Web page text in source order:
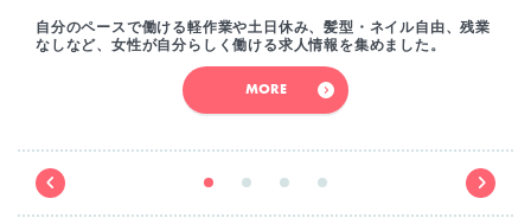
自分のペースで働ける軽作業や土日休み、髪型・ネイル自由、残業
なしなど、女性が自分らしく働ける求人情報を集めました。
MORE